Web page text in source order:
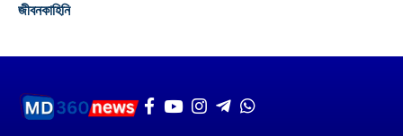
জীবনকাহিনি